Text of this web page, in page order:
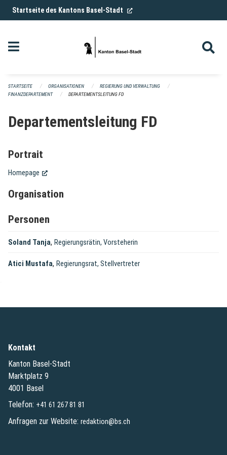
Navigation überspringen
Startseite des Kantons Basel-Stadt (External Link)
STARTSEITE ORGANISATIONEN
REGIERUNG UND VERWALTUNG
FINANZDEPARTEMENT
DEPARTEMENTSLEITUNG FD
Departementsleitung FD
Portrait
Homepage (External Link)
Organisation
Personen
Soland Tanja, Regierungsrätin, Vorsteherin
Atici Mustafa, Regierungsrat, Stellvertreter
Kontakt
Kanton Basel-Stadt
Marktplatz 9
4001 Basel
Telefon: +41 61 267 81 81
Anfragen zur Website: redaktion@bs.ch